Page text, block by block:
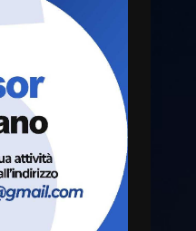
azione nelle
11:03
Savelletri
“Noi
B”
06:15